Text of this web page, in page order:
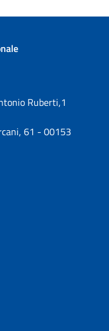
Ruberti,1
61 - 00153